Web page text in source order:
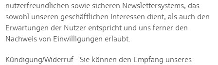
nutzerfreundlichen sowie sicheren Newslettersystems, das
sowohl unseren geschäftlichen Interessen dient, als auch den
Erwartungen der Nutzer entspricht und uns ferner den
Nachweis von Einwilligungen erlaubt.
Kündigung/Widerruf - Sie können den Empfang unseres